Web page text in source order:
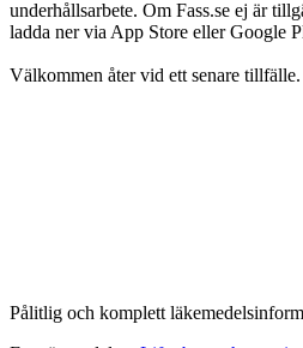
underhållsarbete. Om Fass.se ej är
ladda ner via App Store eller Google
Välkommen åter vid ett senare tillfälle.
Pålitlig och komplett